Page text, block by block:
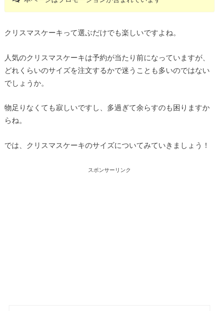
クリスマスケーキって選ぶだけでも楽しいですよね。
人気のクリスマスケーキは予約が当たり前になっていますが、
どれくらいのサイズを注文するかで迷うことも多いのではない
でしょうか。
物足りなくても寂しいですし、多過ぎて余らすのも困りますか
らね。
では、クリスマスケーキのサイズについてみていきましょう！
スポンサーリンク